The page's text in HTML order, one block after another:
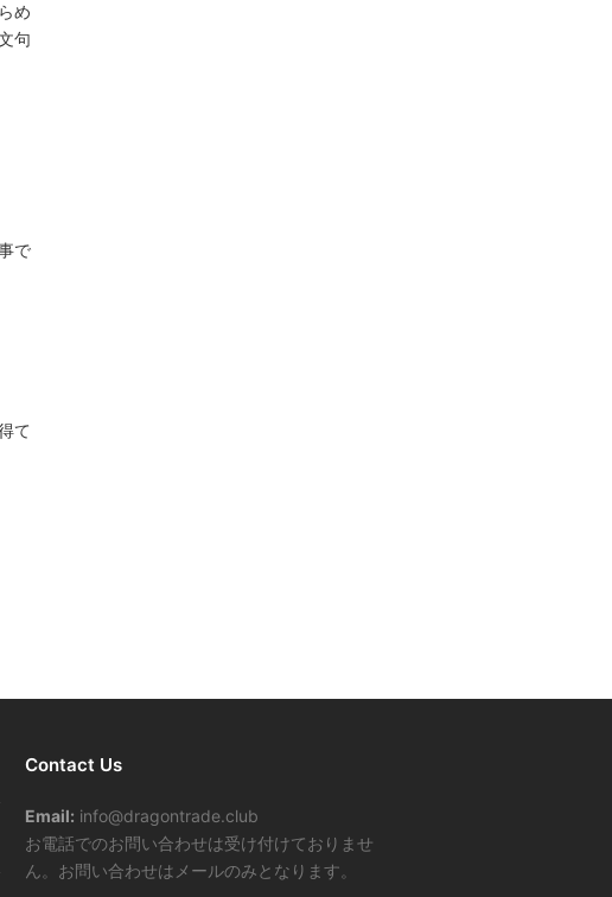
め
句
で
て
Contact Us
Email: info@dragontrade.club
お電話でのお問い合わせは受け付けておりませ
ん。お問い合わせはメールのみとなります。